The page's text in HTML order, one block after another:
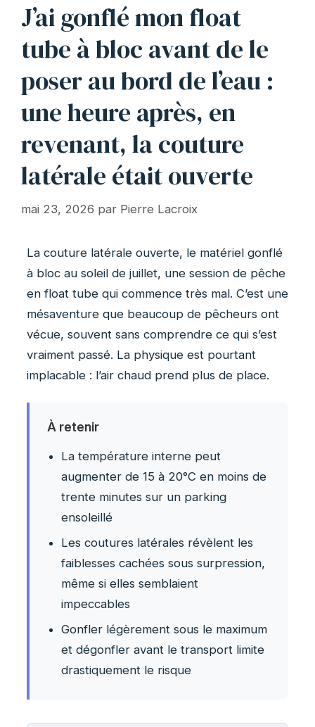
J’ai gonflé mon float
tube à bloc avant de le
poser au bord de l’eau :
une heure après, en
revenant, la couture
latérale était ouverte
mai 23, 2026 par Pierre Lacroix
La couture latérale ouverte, le matériel gonflé
à bloc au soleil de juillet, une session de pêche
en float tube qui commence très mal. C’est une
mésaventure que beaucoup de pêcheurs ont
vécue, souvent sans comprendre ce qui s’est
vraiment passé. La physique est pourtant
implacable : l’air chaud prend plus de place.
À retenir
La température interne peut
augmenter de 15 à 20°C en moins de
trente minutes sur un parking
ensoleillé
Les coutures latérales révèlent les
faiblesses cachées sous surpression,
même si elles semblaient
impeccables
Gonfler légèrement sous le maximum
et dégonfler avant le transport limite
drastiquement le risque